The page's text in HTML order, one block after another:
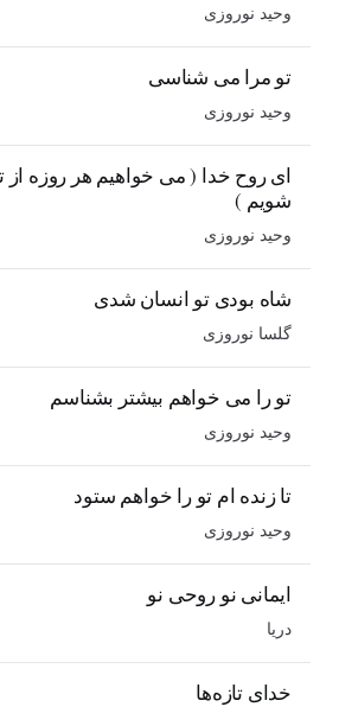
وحید نوروزی
تو مرا می شناسی
وحید نوروزی
ای روح خدا ( می خواهیم هر روزه از
شویم )
وحید نوروزی
شاه بودی تو انسان شدی
گلسا نوروزی
تو را می خواهم بیشتر بشناسم
وحید نوروزی
تا زنده ام تو را خواهم ستود
وحید نوروزی
ایمانی نو روحی نو
دریا
خدای تازه‌ها